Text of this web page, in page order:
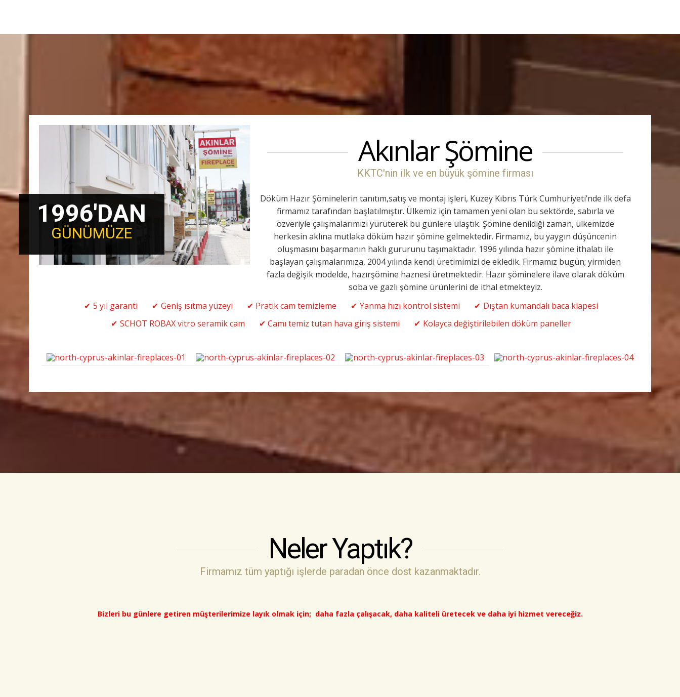
1996'DAN
GÜNÜMÜZE
Akınlar Şömine
KKTC'nin ilk ve en büyük şömine firması
Döküm Hazır Şöminelerin tanıtım,satış ve montaj işleri, Kuzey Kıbrıs Türk Cumhuriyeti’nde ilk defa
firmamız tarafından başlatılmıştır. Ülkemiz için tamamen yeni olan bu sektörde, sabırla ve
özveriyle çalışmalarımızı yürüterek bu günlere ulaştık. Şömine denildiği zaman, ülkemizde
herkesin aklına mutlaka döküm hazır şömine gelmektedir. Firmamız, bu yaygın düşüncenin
oluşmasını başarmanın haklı gururunu taşımaktadır. 1996 yılında hazır şömine ithalatı ile
başlayan çalışmalarımıza, 2004 yılında kendi üretimimizi de ekledik. Firmamız bugün; yirmiden
fazla değişik modelde, hazırşömine haznesi üretmektedir. Hazır şöminelere ilave olarak döküm
soba ve gazlı şömine ürünlerini de ithal etmekteyiz.
5 yıl garanti
Geniş ısıtma yüzeyi Pratik cam temizleme Yanma hızı kontrol sistemi
Dıştan kumandalı baca klapesi
SCHOT ROBAX vitro seramik cam
Camı temiz tutan hava giriş sistemi Kolayca değiştirilebilen döküm paneller
Neler Yaptık?
Firmamız tüm yaptığı işlerde paradan önce dost kazanmaktadır.
Bizleri bu günlere getiren müşterilerimize layık olmak için; daha fazla çalışacak, daha kaliteli üretecek ve daha iyi hizmet vereceğiz.